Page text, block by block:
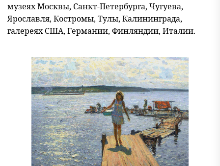
музеях Москвы, Санкт-Петербурга, Чугуева,
Ярославля, Костромы, Тулы, Калининграда,
галереях США, Германии, Финляндии, Италии.